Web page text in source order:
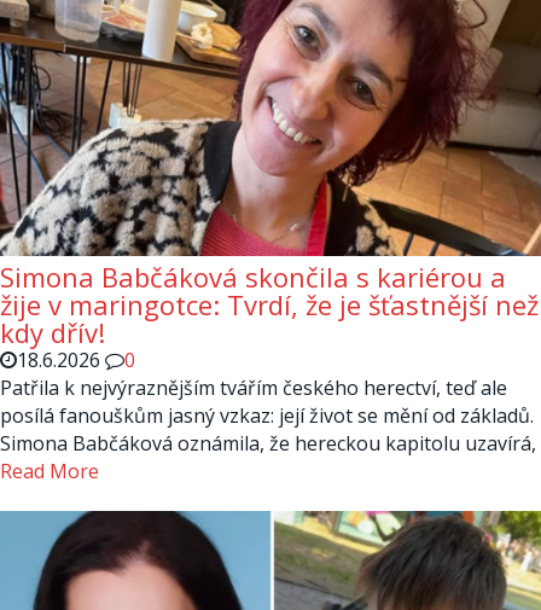
Simona Babčáková skončila s kariérou a
žije v maringotce: Tvrdí, že je šťastnější než
kdy dřív!
18.6.2026
0
Patřila k nejvýraznějším tvářím českého herectví, teď ale
posílá fanouškům jasný vzkaz: její život se mění od základů.
Simona Babčáková oznámila, že hereckou kapitolu uzavírá,
Read More